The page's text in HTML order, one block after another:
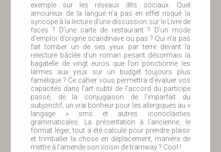
exemple sur les réseaux dits sociaux. Quel
amoureux de la langue n’a pas en effet risqué la
syncope à la lecture d’une discussion sur le Livre de
faces ? D’une carte de restaurant ? D’un mode
d’emploi d’origine scandinave ou pas ? Qui n’a pas
fait tomber un de ses yeux par terre devant la
relecture bâclée d’un roman pesant désormais la
bagatelle de vingt euros que l’on ponctionne les
larmes aux yeux sur un budget toujours plus
famélique ? Ce cahier vous permettra d’évaluer vos
capacités dans l’art subtil de l’accord du participe
passé, de la conjugaison de l’imparfait du
subjonctif, un vrai bonheur pour les allergiques au «
langage » sms et autres iconoclasties
grammaticales. La présentation à l’ancienne, le
format léger, tout a été calculé pour prendre plaisir
et trimballer la chose en déplacement, manière de
mettre à l’amende son voisin de tramway ? Cool !